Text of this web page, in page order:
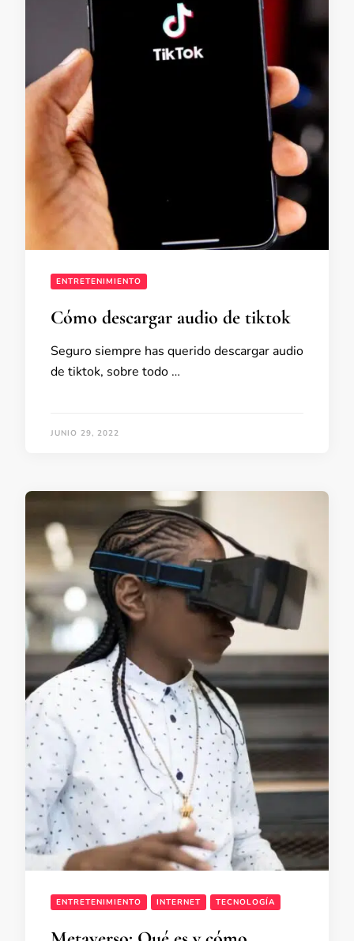
ENTRETENIMIENTO
Cómo descargar audio de tiktok
Seguro siempre has querido descargar audio
de tiktok, sobre todo …
JUNIO 29, 2022
ENTRETENIMIENTO INTERNET TECNOLOGÍA